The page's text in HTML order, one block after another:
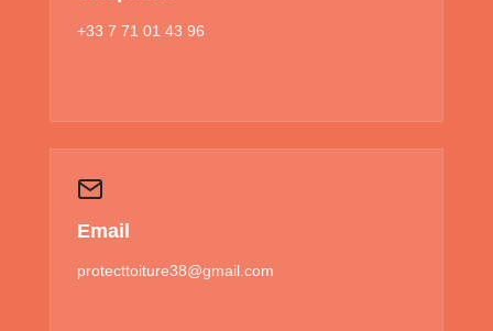
+33 7 71 01 43 96
Email
protecttoiture38@gmail.com